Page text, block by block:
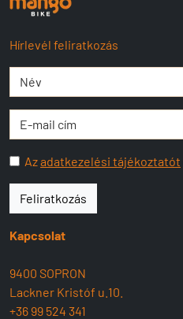
Hírlevél feliratkozás
Azadatkezelési tájékoztatót
Feliratkozás
Kapcsolat
9400 SOPRON
Lackner Kristóf u.10.
+36 99 524 341